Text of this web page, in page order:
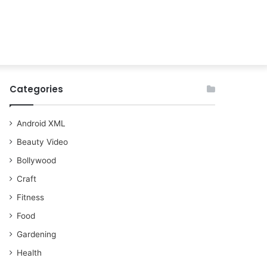
Categories
Android XML
Beauty Video
Bollywood
Craft
Fitness
Food
Gardening
Health